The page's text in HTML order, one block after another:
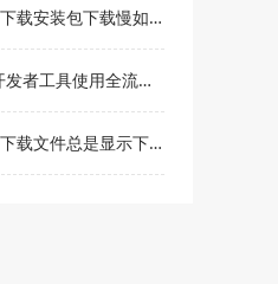
装包下载慢如何提高速度
使用全流程及高级技巧
文件总是显示下载失败